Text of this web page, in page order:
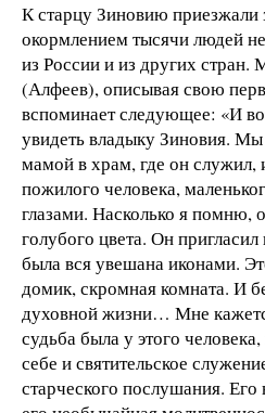
К старцу Зиновию приезжали
окормлением тысячи людей
из России и из других
(Алфеев), описывая свою
вспоминает следующее: «И
увидеть владыку Зиновия.
мамой в храм, где он служил,
пожилого человека,
глазами. Насколько я помню,
голубого цвета. Он
была вся увешана иконами.
домик, скромная комната. И
духовной жизни… Мне
судьба была у этого
себе и святительское
старческого послушания.